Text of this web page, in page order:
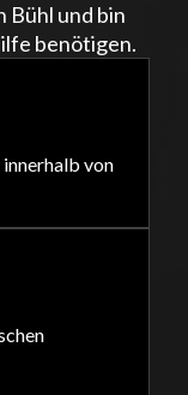
Bühl und bin
benötigen.
von